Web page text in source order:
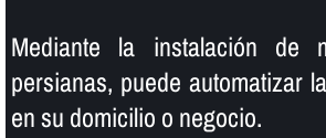
Mediante la instalación de
persianas, puede automatizar
en su domicilio o negocio.